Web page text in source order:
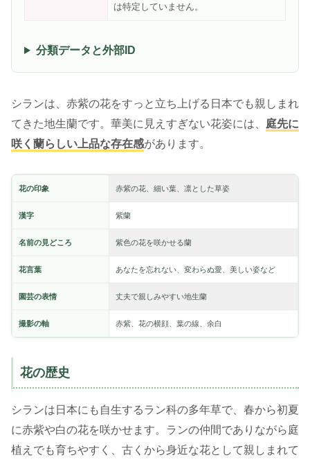
は特定していません。
分類データと外部ID
シランは、赤紫の花をすっと立ち上げる日本でも親しまれ
てきた地生蘭です。華美に見えすぎない花姿には、 庭先に
咲く蘭らしい上品な存在感があります。
花の印象 赤紫の花、細い葉、凛とした草姿
漢字 紫蘭
名前の見どころ 紫色の花を咲かせる蘭
花言葉 あなたを忘れない、変わらぬ愛、美しい姿など
園芸の表情 丈夫で親しみやすい地生蘭
撮影の軸 赤紫、花の横顔、葉の線、余白
花の歴史
シランは日本にも自生するラン科の多年草で、春から初夏
に赤紫や白の花を咲かせます。ランの仲間でありながら庭
植えでも育ちやすく、古くから身近な花として親しまれて